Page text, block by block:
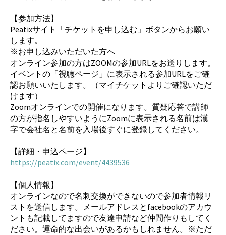
【参加方法】
Peatixサイト「チケットを申し込む」ボタンからお願い
します。
※お申し込みいただいた方へ
オンライン参加の方はZOOMの参加URLをお送りします。
イベントの「視聴ページ」に表示される参加URLをご確
認お願いいたします。（マイチケットよりご確認いただ
けます）
Zoomオンラインでの開催になります。質疑応答で講師
の方が指名しやすいようにZoomに表示される名前は漢
字で会社名と名前を入場後すぐに登録してください。
【詳細・申込ページ】
https://peatix.com/event/4439536
【個人情報】
オンラインなので名刺交換ができないので参加者情報リ
ストを送信します。メールアドレスとfacebookのアカウ
ントも記載してますので友達申請など仲間作りもしてく
ださい。運命的な出会いがあるかもしれません。※ただ